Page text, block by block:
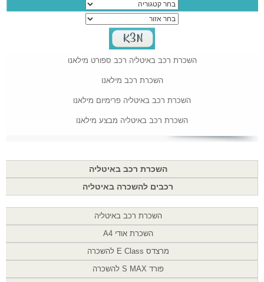
השכרת רכב באיטליה רכב ספורט מילאנו
השכרת רכב מילאנו
השכרת רכב באיטליה פרימיום מילאנו
השכרת רכב באיטליה מבצע מילאנו
השכרת רכב באיטליה
רכבים להשכרה באיטליה
השכרת רכב באיטליה
השכרת אודי A4
מרצדס E Class להשכרה
פורד S MAX להשכרה